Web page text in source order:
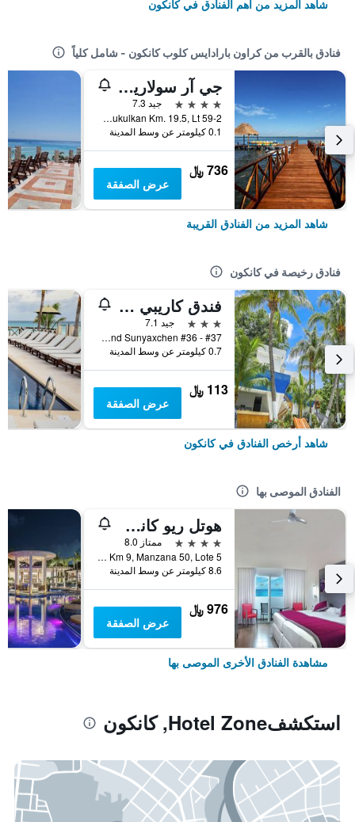
شاهد المزيد من أهم الفنادق في كانكون
فنادق بالقرب من كراون بارادايس كلوب كانكون - شامل كلياً
جي آر سولاريس كانكون آند سبا
4 نجوم
جيد 7.3
Blvd. Kukulkan Km. 19.5, Lt 59-2, كانكون, ولاية كينتانا رو, المكسيك
0.1 كيلومتر عن وسط المدينة
736 ﷼
عرض الصفقة
شاهد المزيد من الفنادق القريبة
فنادق رخيصة في كانكون
فندق كاريبي انترناسيونال كانكون
3 نجوم
جيد 7.1
Av. Yaxchilan And Sunyaxchen #36 - #37, كانكون, ولاية كينتانا رو, المكسيك
0.7 كيلومتر عن وسط المدينة
113 ﷼
عرض الصفقة
شاهد أرخص الفنادق في كانكون
الفنادق الموصى بها
هوتل ريو كانكون - لدالتس ٔونلي -سشامامل جميع الخدمات
4 نجوم
ممتاز 8.0
Blvd Kukulcan, Km 9, Manzana 50, Lote 5, كانكون, ولاية كينتانا رو, المكسيك
8.6 كيلومتر عن وسط المدينة
976 ﷼
عرض الصفقة
مشاهدة الفنادق الأخرى الموصى بها
استكشفHotel Zone, كانكون